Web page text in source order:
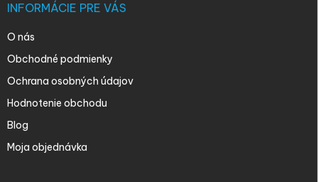
INFORMÁCIE PRE VÁS
O nás
Obchodné podmienky
Ochrana osobných údajov
Hodnotenie obchodu
Blog
Moja objednávka